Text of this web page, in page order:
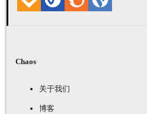
Chaos
关于我们
博客